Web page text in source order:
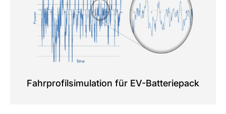
Fahrprofilsimulation für EV-Batteriepack